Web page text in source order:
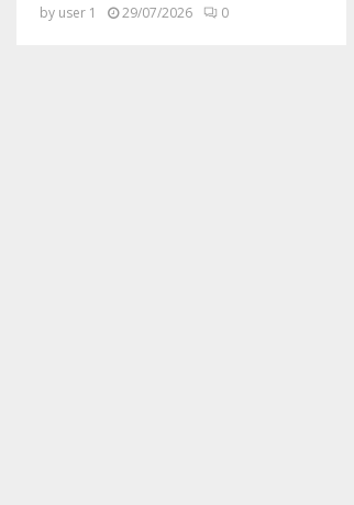
by user 1 29/07/2026 0